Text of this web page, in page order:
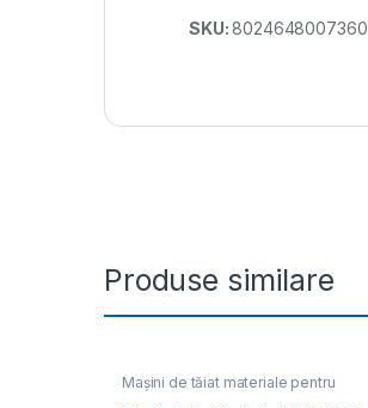
SKU:8024648007360
Produse similare
Mașini de tăiat materiale pentru
construcții
Utilaje pentru construcții